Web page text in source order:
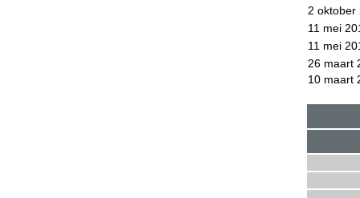
2 oktober
11 mei
11 mei
26 maart
10 maart